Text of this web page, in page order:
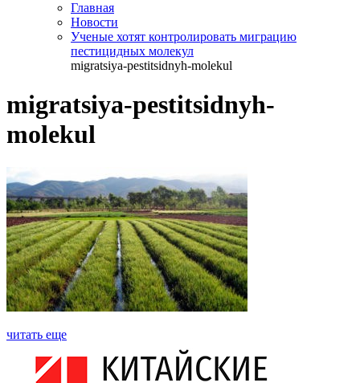
Главная
Новости
Ученые хотят контролировать миграцию
пестицидных молекул
migratsiya-pestitsidnyh-molekul
migratsiya-pestitsidnyh-
molekul
читать еще